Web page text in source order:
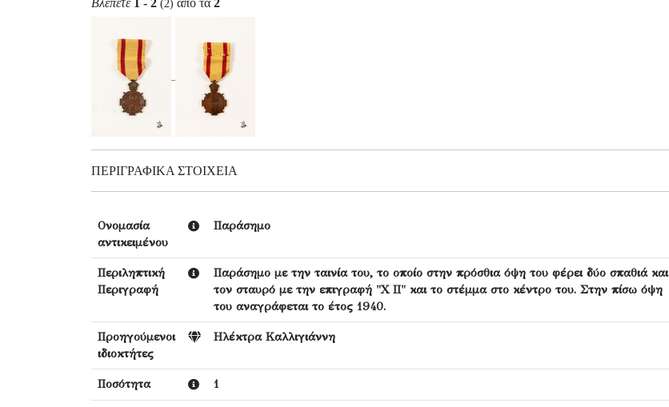
Βλέπετε 1 - 2 (2) από τα 2
ΠΕΡΙΓΡΑΦΙΚΆ ΣΤΟΙΧΕΊΑ
Ονομασία
αντικειμένου
Παράσημο
Περιληπτική
Περιγραφή
Παράσημο με την ταινία του, το οποίο στην πρόσθια όψη του φέρει δύο σπαθιά και
τον σταυρό με την επιγραφή "Χ ΙΙ" και το στέμμα στο κέντρο του. Στην πίσω όψη
του αναγράφεται το έτος 1940.
Προηγούμενοι
ιδιοκτήτες
Ηλέκτρα Καλλιγιάννη
Ποσότητα 1